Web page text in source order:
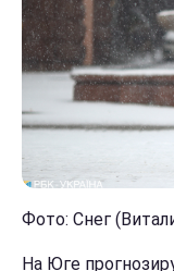
Фото: Снег
На Юге